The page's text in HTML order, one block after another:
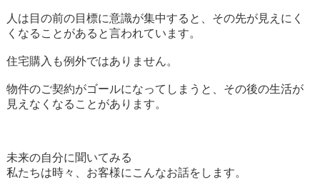
人は目の前の目標に意識が集中すると、その先が見えにく
くなることがあると言われています。
住宅購入も例外ではありません。
物件のご契約がゴールになってしまうと、その後の生活が
見えなくなることがあります。
未来の自分に聞いてみる
私たちは時々、お客様にこんなお話をします。